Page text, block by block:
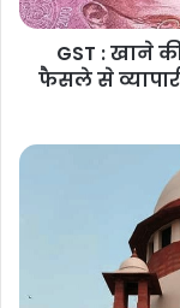
GST : खाने
फैसले से